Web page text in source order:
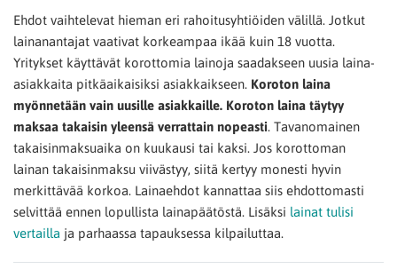
Ehdot vaihtelevat hieman eri rahoitusyhtiöiden välillä. Jotkut
lainanantajat vaativat korkeampaa ikää kuin 18 vuotta.
Yritykset käyttävät korottomia lainoja saadakseen uusia laina-
asiakkaita pitkäaikaisiksi asiakkaikseen. Koroton laina
myönnetään vain uusille asiakkaille. Koroton laina täytyy
maksaa takaisin yleensä verrattain nopeasti. Tavanomainen
takaisinmaksuaika on kuukausi tai kaksi. Jos korottoman
lainan takaisinmaksu viivästyy, siitä kertyy monesti hyvin
merkittävää korkoa. Lainaehdot kannattaa siis ehdottomasti
selvittää ennen lopullista lainapäätöstä. Lisäksi lainat tulisi
vertailla ja parhaassa tapauksessa kilpailuttaa.